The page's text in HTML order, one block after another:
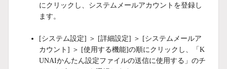
にクリックし、システムメールアカウントを登録し
ます。
[システム設定] ＞ [詳細設定] ＞ [システムメールア
カウント] ＞ [使用する機能]の順にクリックし、「K
UNAIかんたん設定ファイルの送信に使用する」のチ